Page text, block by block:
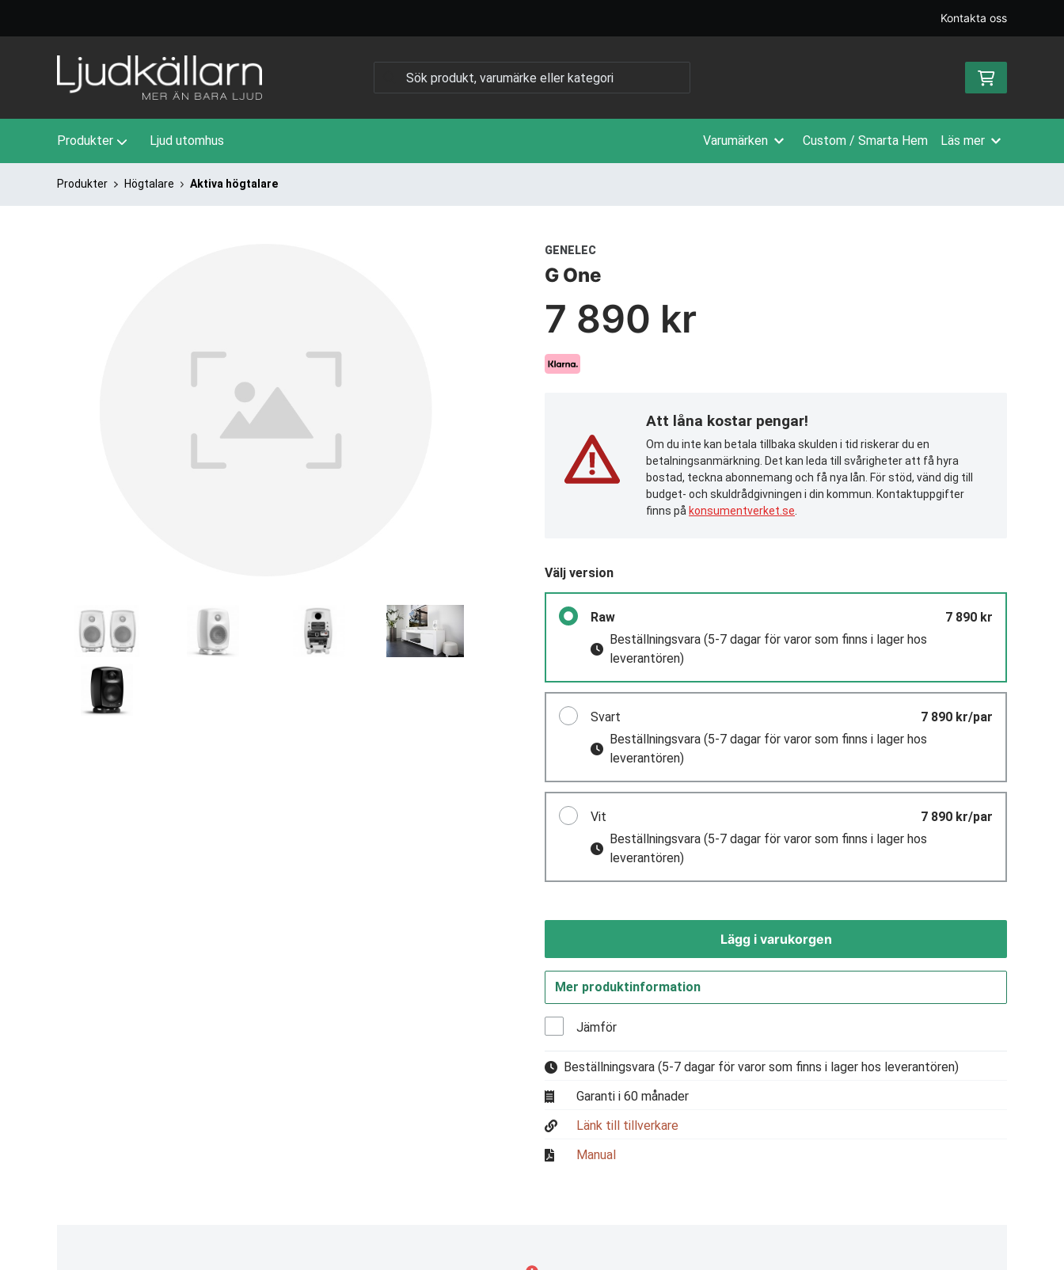
Kontakta oss
Produkter Ljud utomhus Varumärken Custom / Smarta Hem Läs mer
Produkter Högtalare Aktiva högtalare
GENELEC
G One
7 890 kr
Att låna kostar pengar!
Om du inte kan betala tillbaka skulden i tid riskerar du en
betalningsanmärkning. Det kan leda till svårigheter att få hyra
bostad, teckna abonnemang och få nya lån. För stöd, vänd dig till
budget- och skuldrådgivningen i din kommun. Kontaktuppgifter
finns på konsumentverket.se
Välj version
Raw
7 890 kr
Beställningsvara (5-7 dagar för varor som finns i lager hos
leverantören)
Svart
7 890 kr/par
Beställningsvara (5-7 dagar för varor som finns i lager hos
leverantören)
Vit
7 890 kr/par
Beställningsvara (5-7 dagar för varor som finns i lager hos
leverantören)
Lägg i varukorgen
Mer produktinformation
Jämför
Beställningsvara (5-7 dagar för varor som finns i lager hos leverantören)
Garanti i 60 månader
Länk till tillverkare
Manual